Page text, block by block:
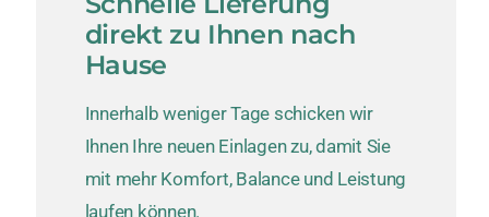
direkt zu Ihnen nach
Hause
Innerhalb weniger Tage schicken wir
Ihnen Ihre neuen Einlagen zu, damit Sie
mit mehr Komfort, Balance und Leistung
laufen können.